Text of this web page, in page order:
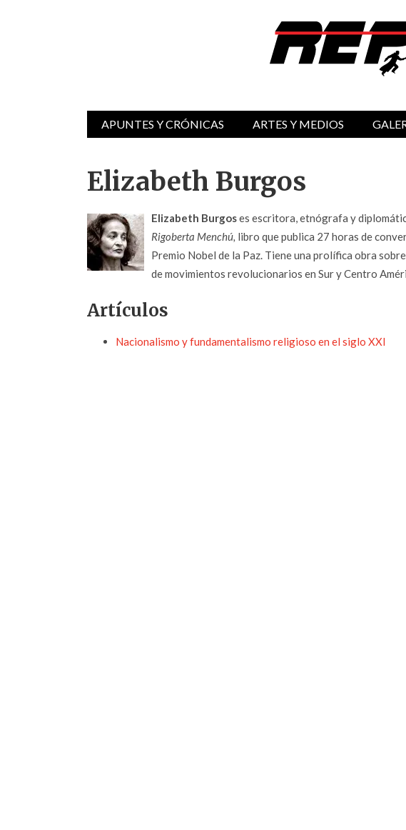
APUNTES Y CRÓNICAS ARTES Y MEDIOS
Elizabeth Burgos
Elizabeth Burgoses escritora, etnógrafa y
Rigoberta Menchú, libro que publica 27 horas de
Premio Nobel de la Paz. Tiene una prolífica obra
de movimientos revolucionarios en Sur y Centro
Artículos
Nacionalismo y fundamentalismo religioso en el siglo XXI